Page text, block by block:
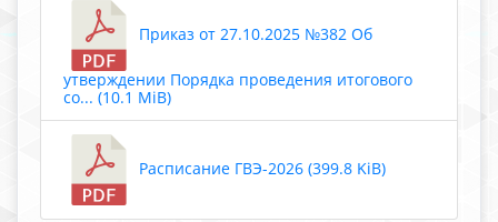
Приказ от 27.10.2025 №382 Об
утверждении Порядка проведения итогового
со... (10.1 MiB)
Расписание ГВЭ-2026 (399.8 KiB)